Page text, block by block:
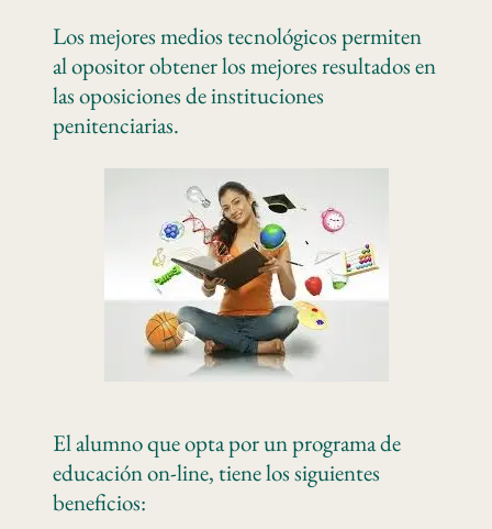
Los mejores medios tecnológicos permiten
al opositor obtener los mejores resultados en
las oposiciones de instituciones
penitenciarias.
El alumno que opta por un programa de
educación on-line, tiene los siguientes
beneficios: